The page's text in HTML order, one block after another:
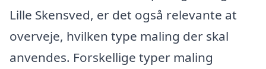
Lille Skensved, er det også relevante at
overveje, hvilken type maling der skal
anvendes. Forskellige typer maling